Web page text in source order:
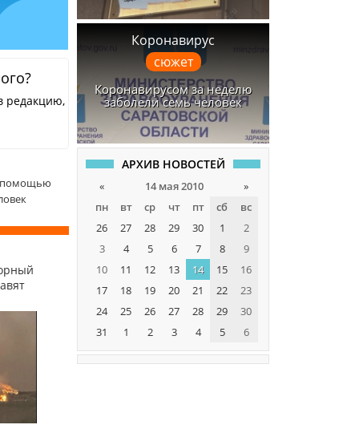
редакцию,
помощью
Коронавирус
сюжет
Коронавирусом за неделю
заболели семь человек
АРХИВ НОВОСТЕЙ
« 14 мая 2010
»
пн
вт ср чт пт сб
вс
26
27 28 29 30 1
2
3
4 5 6 7 8
9
10
11 12 13 14 15
16
17
18 19 20 21 22
23
24
25 26 27 28 29
30
31
1 2 3 4 5 6